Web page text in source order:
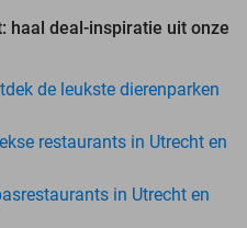
haal deal-inspiratie uit onze
de leukste dierenparken
restaurants in Utrecht en
in Utrecht en